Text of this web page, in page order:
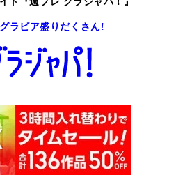
ラビア盛りだくさん!